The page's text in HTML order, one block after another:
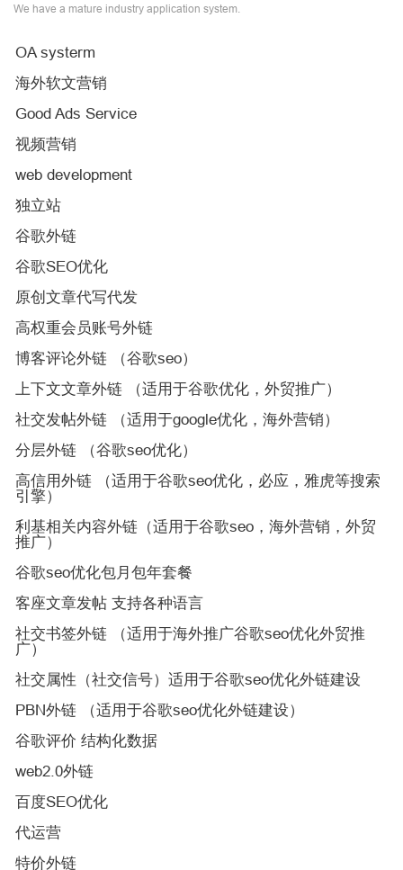
We have a mature industry application system.
OA systerm
海外软文营销
Good Ads Service
视频营销
web development
独立站
谷歌外链
谷歌SEO优化
原创文章代写代发
高权重会员账号外链
博客评论外链 （谷歌seo）
上下文文章外链 （适用于谷歌优化，外贸推广）
社交发帖外链 （适用于google优化，海外营销）
分层外链 （谷歌seo优化）
高信用外链 （适用于谷歌seo优化，必应，雅虎等搜索
引擎）
利基相关内容外链（适用于谷歌seo，海外营销，外贸
推广）
谷歌seo优化包月包年套餐
客座文章发帖 支持各种语言
社交书签外链 （适用于海外推广谷歌seo优化外贸推
广）
社交属性（社交信号）适用于谷歌seo优化外链建设
PBN外链 （适用于谷歌seo优化外链建设）
谷歌评价 结构化数据
web2.0外链
百度SEO优化
代运营
特价外链